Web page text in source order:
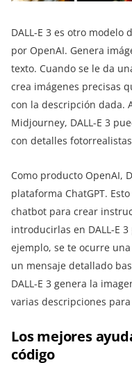
DALL-E 3 es otro
por OpenAI. Genera
texto. Cuando se le da
crea imágenes precisas
con la descripción dada.
Midjourney, DALL-E 3
con detalles
Como producto OpenAI,
plataforma ChatGPT.
chatbot para crear
introducirlas en DALL-E
ejemplo, se te ocurre
un mensaje detallado
DALL-E 3 genera la
varias descripciones
Los mejores
código